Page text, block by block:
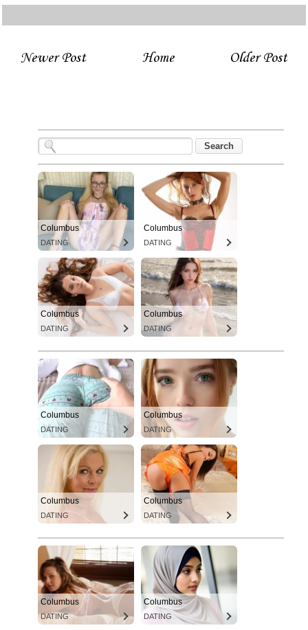
Newer Post Older Post
Home
Columbus
DATING
Columbus
DATING
Columbus
DATING
Columbus
DATING
Columbus
DATING
Columbus
DATING
Columbus
DATING
Columbus
DATING
Columbus
DATING
Columbus
DATING